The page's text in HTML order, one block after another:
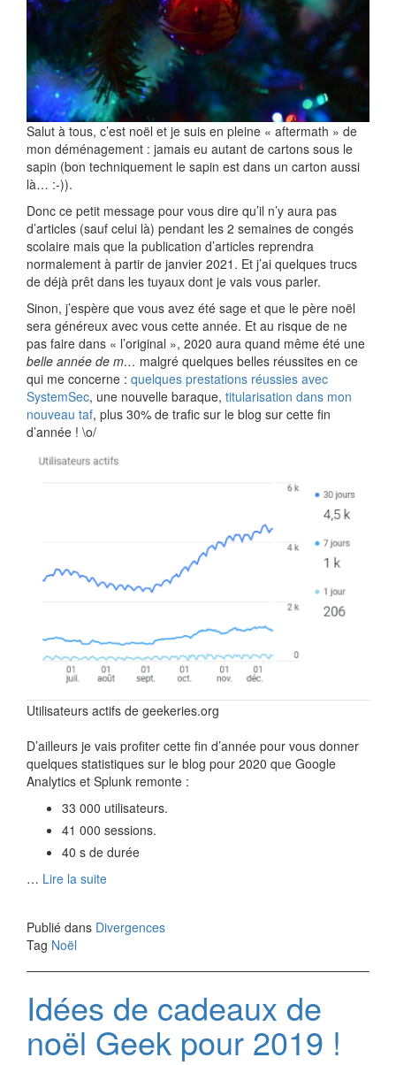
Salut à tous, c’est noël et je suis en pleine « aftermath » de
mon déménagement : jamais eu autant de cartons sous le
sapin (bon techniquement le sapin est dans un carton aussi
là… :-)).
Donc ce petit message pour vous dire qu’il n’y aura pas
d’articles (sauf celui là) pendant les 2 semaines de congés
scolaire mais que la publication d’articles reprendra
normalement à partir de janvier 2021. Et j’ai quelques trucs
de déjà prêt dans les tuyaux dont je vais vous parler.
Sinon, j’espère que vous avez été sage et que le père noël
sera généreux avec vous cette année. Et au risque de ne
pas faire dans « l’original », 2020 aura quand même été une
belle année de m… malgré quelques belles réussites en ce
qui me concerne : quelques prestations réussies avec
SystemSec, une nouvelle baraque, titularisation dans mon
nouveau taf, plus 30% de trafic sur le blog sur cette fin
d’année ! \o/
Utilisateurs actifs de geekeries.org
D’ailleurs je vais profiter cette fin d’année pour vous donner
quelques statistiques sur le blog pour 2020 que Google
Analytics et Splunk remonte :
33 000 utilisateurs.
41 000 sessions.
40 s de durée
… Lire la suite
Publié dans Divergences
Tag Noël
Idées de cadeaux de
noël Geek pour 2019 !